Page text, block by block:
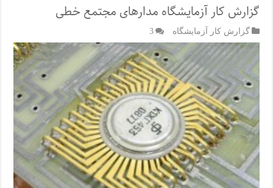
گزارش کار آزمایشگاه مدارهای مجتمع خطی
گزارش کار آزمایشگاه 3